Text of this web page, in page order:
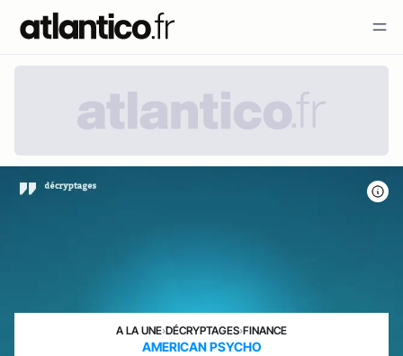
A LA UNE›DÉCRYPTAGES›FINANCE
AMERICAN PSYCHO